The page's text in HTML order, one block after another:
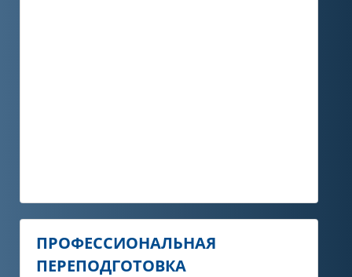
ПРОФЕССИОНАЛЬНАЯ
ПЕРЕПОДГОТОВКА